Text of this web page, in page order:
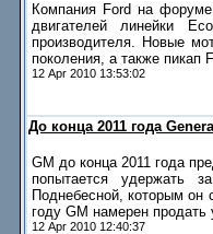
Компания Ford на форуме
двигателей линейки
производителя. Новые
поколения, а также пикап
12 Apr 2010 13:53:02
До конца 2011 года
GM до конца 2011 года
попытается удержать
Поднебесной, которым он
году GM намерен
12 Apr 2010 12:40:37